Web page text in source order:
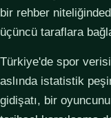
bir rehber
üçüncü taraflara
Türkiye'de spor verisi
aslında istatistik
gidişatı, bir